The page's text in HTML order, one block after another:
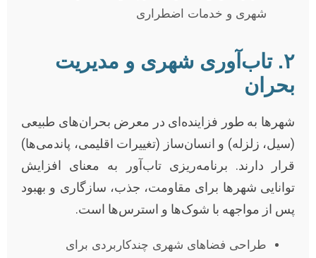
شهری و خدمات اضطراری
۲. تاب‌آوری شهری و مدیریت
بحران
شهرها به طور فزاینده‌ای در معرض بحران‌های طبیعی
(سیل، زلزله) و انسان‌ساز (تغییرات اقلیمی، پاندمی‌ها)
قرار دارند. برنامه‌ریزی تاب‌آور به معنای افزایش
توانایی شهرها برای مقاومت، جذب، سازگاری و بهبود
پس از مواجهه با شوک‌ها و استرس‌ها است.
طراحی فضاهای شهری چندکاربردی برای